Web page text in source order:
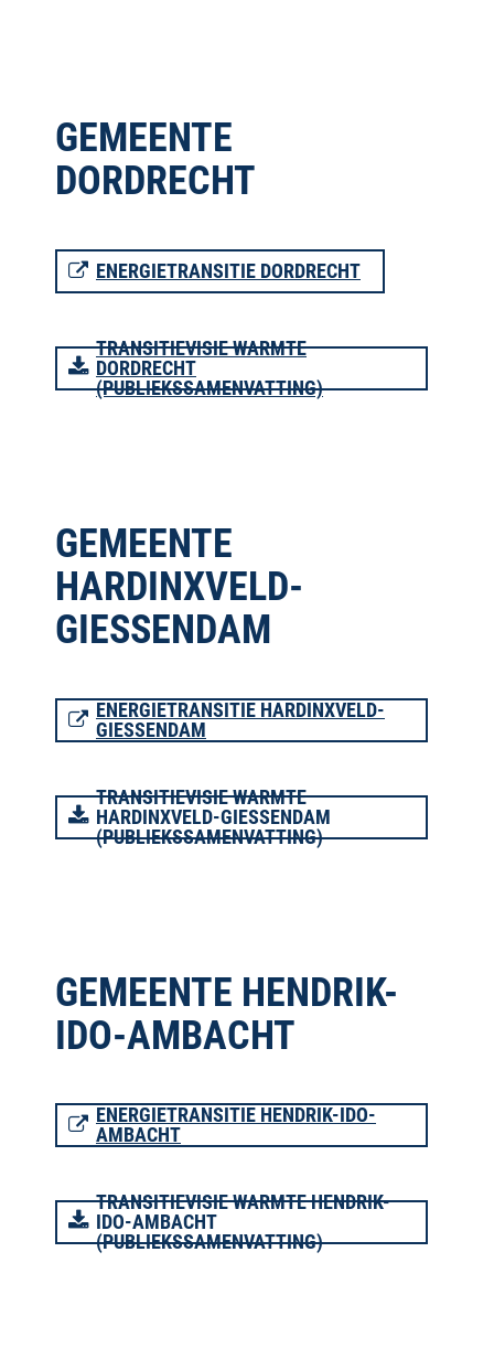
GEMEENTE
DORDRECHT
ENERGIETRANSITIE DORDRECHT
TRANSITIEVISIE WARMTE
DORDRECHT
(PUBLIEKSSAMENVATTING)
GEMEENTE
HARDINXVELD-
GIESSENDAM
ENERGIETRANSITIE HARDINXVELD-
GIESSENDAM
TRANSITIEVISIE WARMTE
HARDINXVELD-GIESSENDAM
(PUBLIEKSSAMENVATTING)
GEMEENTE HENDRIK-
IDO-AMBACHT
ENERGIETRANSITIE HENDRIK-IDO-
AMBACHT
TRANSITIEVISIE WARMTE HENDRIK-
IDO-AMBACHT
(PUBLIEKSSAMENVATTING)